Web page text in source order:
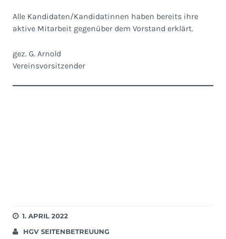
Alle Kandidaten/Kandidatinnen haben bereits ihre
aktive Mitarbeit gegenüber dem Vorstand erklärt.
gez. G. Arnold
Vereinsvorsitzender
1. APRIL 2022
HGV SEITENBETREUUNG